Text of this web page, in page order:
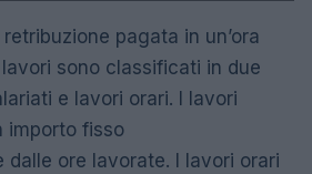
pagata in un’ora
sono classificati in due
e lavori orari. I lavori
importo fisso
dalle ore lavorate. I lavori orari